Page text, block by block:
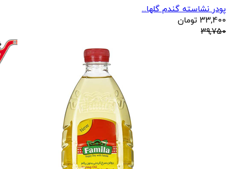
پودر نشاسته گندم گلها...
33,400 تومان
39,750